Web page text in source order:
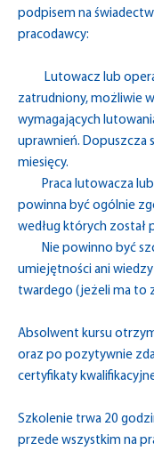
podpisem na
pracodawcy:
Lutowacz lub
zatrudniony, możliwie
wymagających
uprawnień. Dopuszcza
miesięcy.
Praca lutowacza lub
powinna być ogólnie
według których został
Nie powinno być
umiejętności ani
twardego (jeżeli ma to
Absolwent kursu
oraz po pozytywnie
certyfikaty
Szkolenie trwa 20
przede wszystkim na